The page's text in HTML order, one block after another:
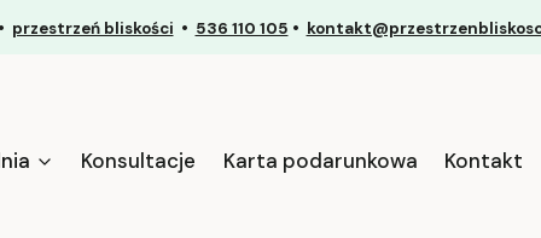
przestrzeń bliskości • 536 110 105 •
Konsultacje Karta podarunkowa Kontakt